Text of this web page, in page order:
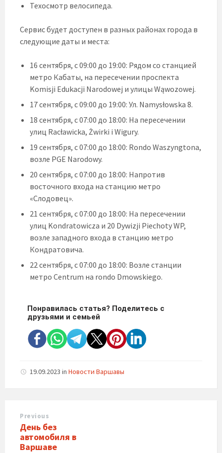
Техосмотр велосипеда.
Сервис будет доступен в разных районах города в
следующие даты и места:
16 сентября, с 09:00 до 19:00: Рядом со станцией
метро Кабаты, на пересечении проспекта
Komisji Edukacji Narodowej и улицы Wąwozowej.
17 сентября, с 09:00 до 19:00: Ул. Namysłowska 8.
18 сентября, с 07:00 до 18:00: На пересечении
улиц Racławicka, Żwirki i Wigury.
19 сентября, с 07:00 до 18:00: Rondo Waszyngtona,
возле PGE Narodowy.
20 сентября, с 07:00 до 18:00: Напротив
восточного входа на станцию метро
«Слодовец».
21 сентября, с 07:00 до 18:00: На пересечении
улиц Kondratowicza и 20 Dywizji Piechoty WP,
возле западного входа в станцию метро
Кондратовича.
22 сентября, с 07:00 до 18:00: Возле станции
метро Centrum на rondo Dmowskiego.
Понравилась статья? Поделитесь с
друзьями и семьей
19.09.2023 in Новости Варшавы
Previous
День без
автомобиля в
Варшаве